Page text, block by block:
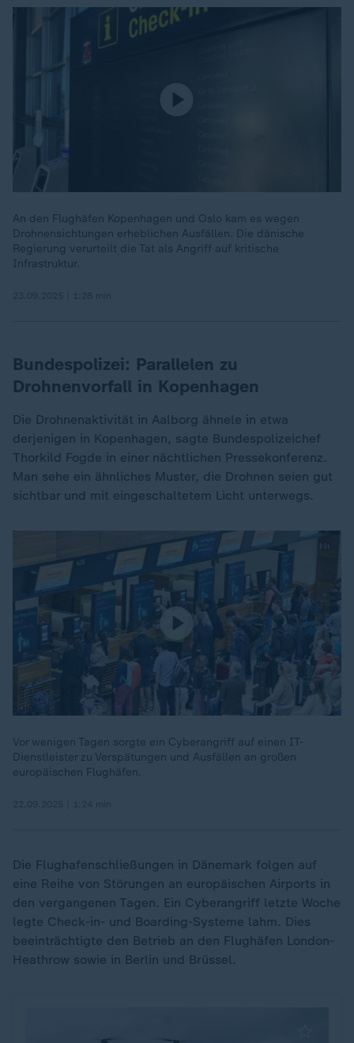
An den Flughäfen Kopenhagen und Oslo kam es wegen
Drohnensichtungen erheblichen Ausfällen. Die dänische
Regierung verurteilt die Tat als Angriff auf kritische
Infrastruktur.
Bundespolizei: Parallelen zu
Drohnenvorfall in Kopenhagen
Die Drohnenaktivität in Aalborg ähnele in etwa
derjenigen in Kopenhagen, sagte Bundespolizeichef
Thorkild Fogde in einer nächtlichen Pressekonferenz.
Man sehe ein ähnliches Muster, die Drohnen seien gut
sichtbar und mit eingeschaltetem Licht unterwegs.
Vor wenigen Tagen sorgte ein Cyberangriff auf einen IT-
Dienstleister zu Verspätungen und Ausfällen an großen
europäischen Flughäfen.
Die Flughafenschließungen in Dänemark folgen auf
eine Reihe von Störungen an europäischen Airports in
den vergangenen Tagen. Ein Cyberangriff letzte Woche
legte Check-in- und Boarding-Systeme lahm. Dies
beeinträchtigte den Betrieb an den Flughäfen London-
Heathrow sowie in Berlin und Brüssel.